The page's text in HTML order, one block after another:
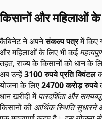
किसानों और महिलाओं
कैबिनेट ने अपनेसंकल्प पत्रमें किए
और महिलाओं के लिए भी कई
तहत, राज्य के किसानों को धान के
अब उन्हें3100 रुपये प्रति क्विंटल
योजना के लिए24700 करोड़ रुपये
धान खरीदी में पारदर्शिता और
किसानों की आर्थिक स्थिति सुधारने